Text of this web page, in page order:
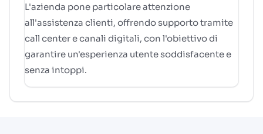
L'azienda pone particolare attenzione
all'assistenza clienti, offrendo supporto tramite
call center e canali digitali, con l'obiettivo di
garantire un'esperienza utente soddisfacente e
senza intoppi.